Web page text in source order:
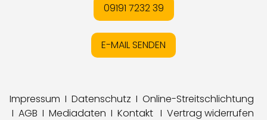
09191 7232 39
E-MAIL SENDEN
Impressum I Datenschutz I Online-Streitschlichtung
I AGB I Mediadaten I Kontakt I Vertrag widerrufen